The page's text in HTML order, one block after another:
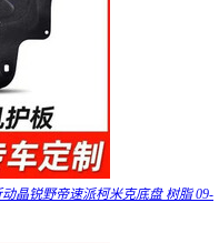
晶锐野帝速派柯米克底盘 树脂 09-